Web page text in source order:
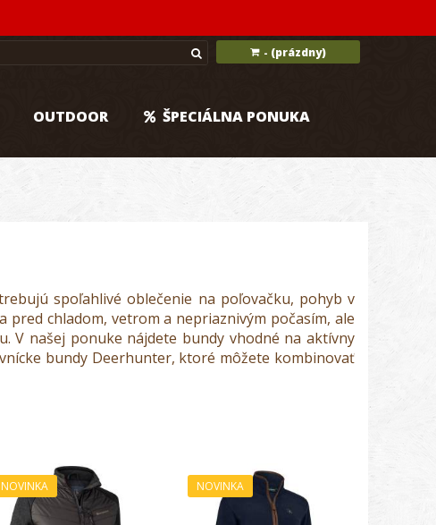
- (prázdny)
OUTDOOR ŠPECIÁLNA PONUKA
spoľahlivé oblečenie na poľovačku, pohyb v
chladom, vetrom a nepriaznivým počasím, ale
V našej ponuke nájdete bundy vhodné na aktívny
bundy Deerhunter, ktoré môžete kombinovať
NOVINKA NOVINKA